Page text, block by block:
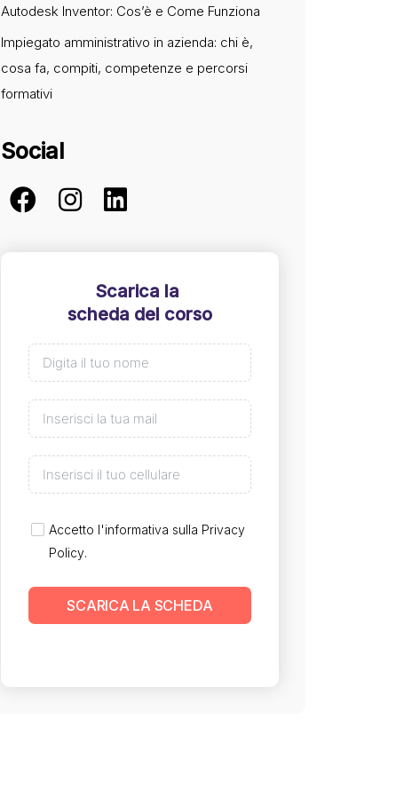
Autodesk Inventor: Cos’è e Come Funziona
Impiegato amministrativo in azienda: chi è,
cosa fa, compiti, competenze e percorsi
formativi
Social
Scarica la
scheda del corso
Accetto l'informativa sulla Privacy
Policy.
SCARICA LA SCHEDA